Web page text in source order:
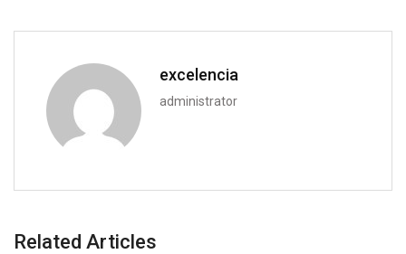
excelencia
administrator
Related Articles